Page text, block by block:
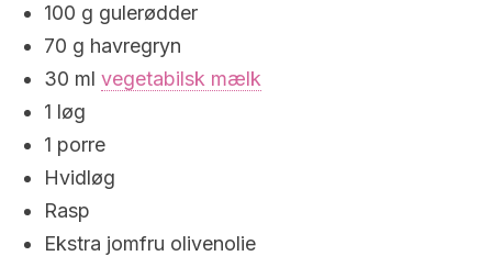
100 g gulerødder
70 g havregryn
30 ml vegetabilsk mælk
1 løg
1 porre
Hvidløg
Rasp
Ekstra jomfru olivenolie